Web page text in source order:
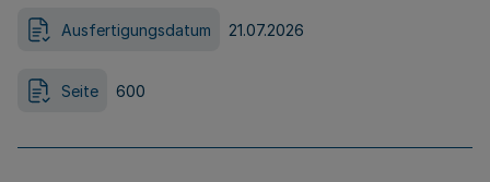
Ausfertigungsdatum 21.07.2026
Seite 600